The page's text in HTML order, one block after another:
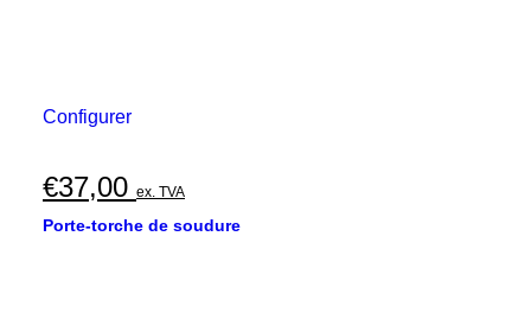
Configurer
€37,00 ex. TVA
Porte-torche de soudure